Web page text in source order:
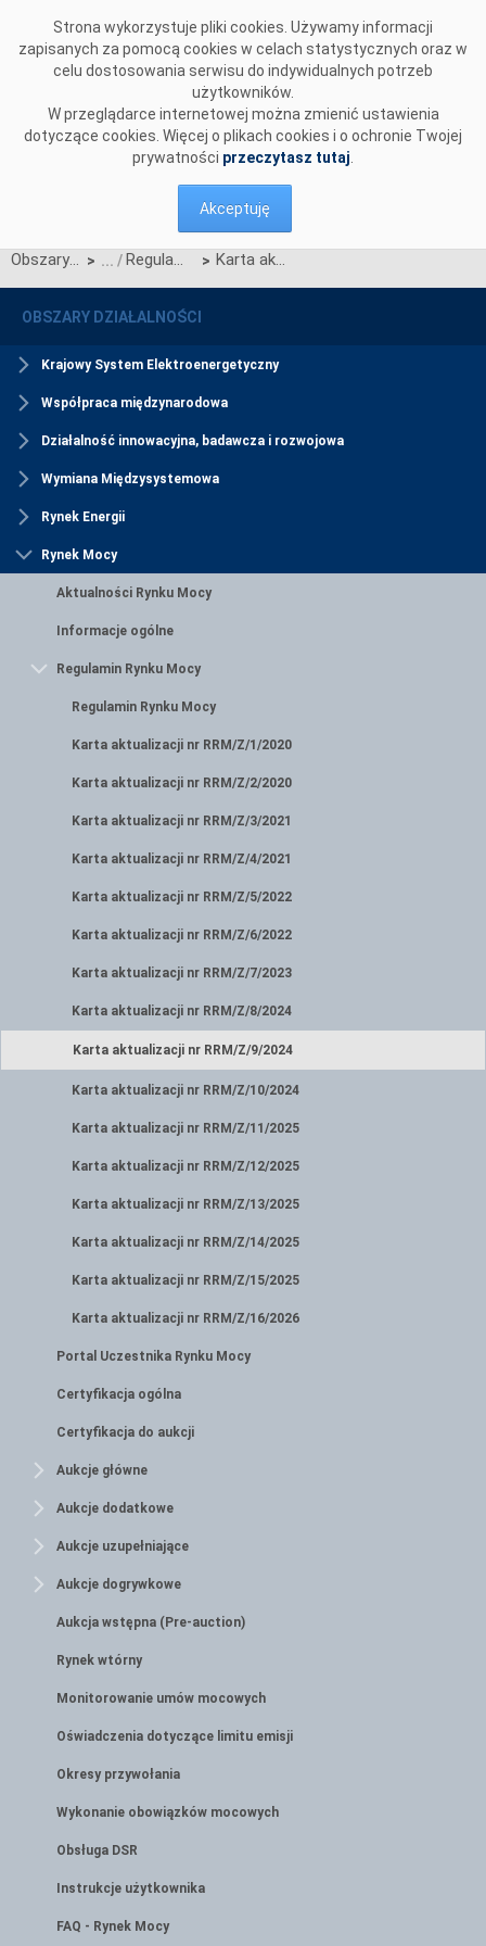
Strona wykorzystuje pliki cookies. Używamy informacji
zapisanych za pomocą cookies w celach statystycznych oraz w
celu dostosowania serwisu do indywidualnych potrzeb
użytkowników.
W przeglądarce internetowej można zmienić ustawienia
dotyczące cookies. Więcej o plikach cookies i o ochronie Twojej
prywatności przeczytasz tutaj
Akceptuję
Obszary działalności > Regulamin Rynku Mocy > Karta aktualizacji nr RRM/Z/9/2024
OBSZARY DZIAŁALNOŚCI
Krajowy System Elektroenergetyczny
Współpraca międzynarodowa
Działalność innowacyjna, badawcza i rozwojowa
Wymiana Międzysystemowa
Rynek Energii
Rynek Mocy
Aktualności Rynku Mocy
Informacje ogólne
Regulamin Rynku Mocy
Regulamin Rynku Mocy
Karta aktualizacji nr RRM/Z/1/2020
Karta aktualizacji nr RRM/Z/2/2020
Karta aktualizacji nr RRM/Z/3/2021
Karta aktualizacji nr RRM/Z/4/2021
Karta aktualizacji nr RRM/Z/5/2022
Karta aktualizacji nr RRM/Z/6/2022
Karta aktualizacji nr RRM/Z/7/2023
Karta aktualizacji nr RRM/Z/8/2024
Karta aktualizacji nr RRM/Z/9/2024
Karta aktualizacji nr RRM/Z/10/2024
Karta aktualizacji nr RRM/Z/11/2025
Karta aktualizacji nr RRM/Z/12/2025
Karta aktualizacji nr RRM/Z/13/2025
Karta aktualizacji nr RRM/Z/14/2025
Karta aktualizacji nr RRM/Z/15/2025
Karta aktualizacji nr RRM/Z/16/2026
Portal Uczestnika Rynku Mocy
Certyfikacja ogólna
Certyfikacja do aukcji
Aukcje główne
Aukcje dodatkowe
Aukcje uzupełniające
Aukcje dogrywkowe
Aukcja wstępna (Pre-auction)
Rynek wtórny
Monitorowanie umów mocowych
Oświadczenia dotyczące limitu emisji
Okresy przywołania
Wykonanie obowiązków mocowych
Obsługa DSR
Instrukcje użytkownika
FAQ - Rynek Mocy